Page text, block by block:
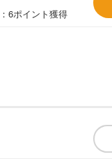
：6ポイント獲得